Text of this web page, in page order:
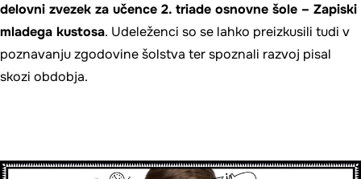
delovni zvezek za učence 2. triade osnovne šole – Zapiski
mladega kustosa. Udeleženci so se lahko preizkusili tudi v
poznavanju zgodovine šolstva ter spoznali razvoj pisal
skozi obdobja.